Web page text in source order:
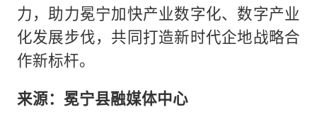
力，助力冕宁加快产业数字化、数字产业
化发展步伐，共同打造新时代企地战略合
作新标杆。
来源：冕宁县融媒体中心